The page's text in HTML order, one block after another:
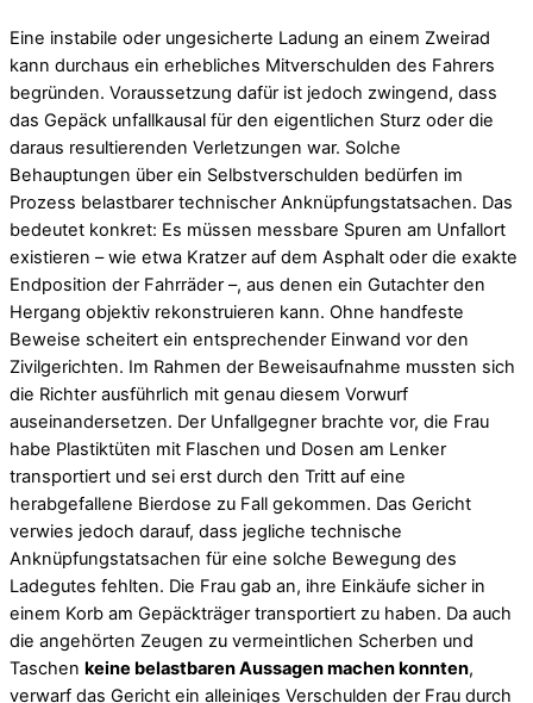
Eine instabile oder ungesicherte Ladung an einem Zweirad
kann durchaus ein erhebliches Mitverschulden des Fahrers
begründen. Voraussetzung dafür ist jedoch zwingend, dass
das Gepäck unfallkausal für den eigentlichen Sturz oder die
daraus resultierenden Verletzungen war. Solche
Behauptungen über ein Selbstverschulden bedürfen im
Prozess belastbarer technischer Anknüpfungstatsachen. Das
bedeutet konkret: Es müssen messbare Spuren am Unfallort
existieren – wie etwa Kratzer auf dem Asphalt oder die exakte
Endposition der Fahrräder –, aus denen ein Gutachter den
Hergang objektiv rekonstruieren kann. Ohne handfeste
Beweise scheitert ein entsprechender Einwand vor den
Zivilgerichten. Im Rahmen der Beweisaufnahme mussten sich
die Richter ausführlich mit genau diesem Vorwurf
auseinandersetzen. Der Unfallgegner brachte vor, die Frau
habe Plastiktüten mit Flaschen und Dosen am Lenker
transportiert und sei erst durch den Tritt auf eine
herabgefallene Bierdose zu Fall gekommen. Das Gericht
verwies jedoch darauf, dass jegliche technische
Anknüpfungstatsachen für eine solche Bewegung des
Ladegutes fehlten. Die Frau gab an, ihre Einkäufe sicher in
einem Korb am Gepäckträger transportiert zu haben. Da auch
die angehörten Zeugen zu vermeintlichen Scherben und
Taschen keine belastbaren Aussagen machen konnten,
verwarf das Gericht ein alleiniges Verschulden der Frau durch